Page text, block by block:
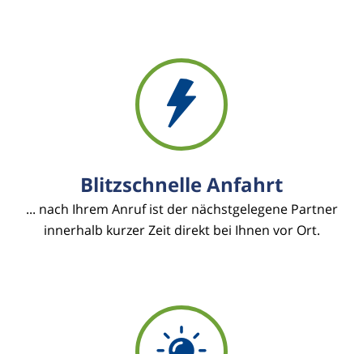
Blitzschnelle Anfahrt
... nach Ihrem Anruf ist der nächstgelegene Partner
innerhalb kurzer Zeit direkt bei Ihnen vor Ort.